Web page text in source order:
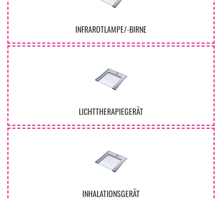
INFRAROTLAMPE/-BIRNE
LICHTTHERAPIEGERÄT
INHALATIONSGERÄT